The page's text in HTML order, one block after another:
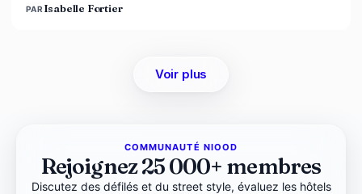
PAR Isabelle Fortier
Voir plus
COMMUNAUTÉ NIOOD
Rejoignez 25 000+ membres
Discutez des défilés et du street style, évaluez les hôtels